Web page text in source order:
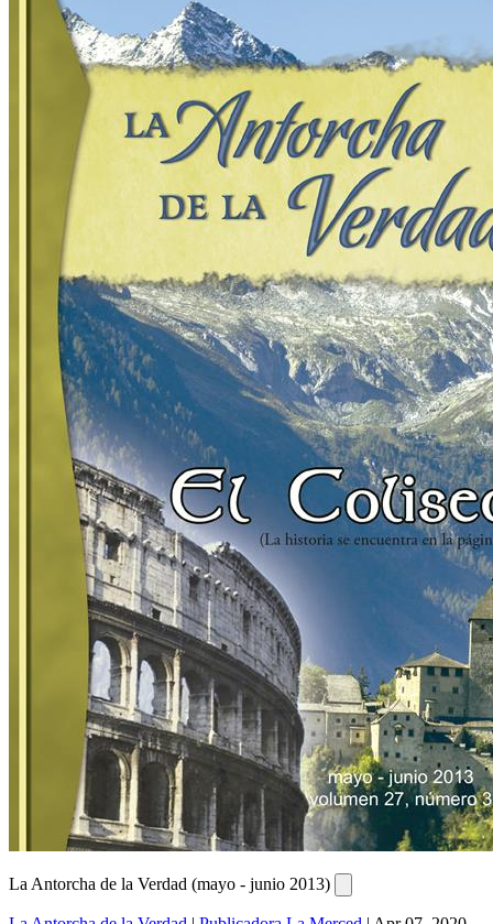
La Antorcha de la Verdad (mayo - junio 2013)